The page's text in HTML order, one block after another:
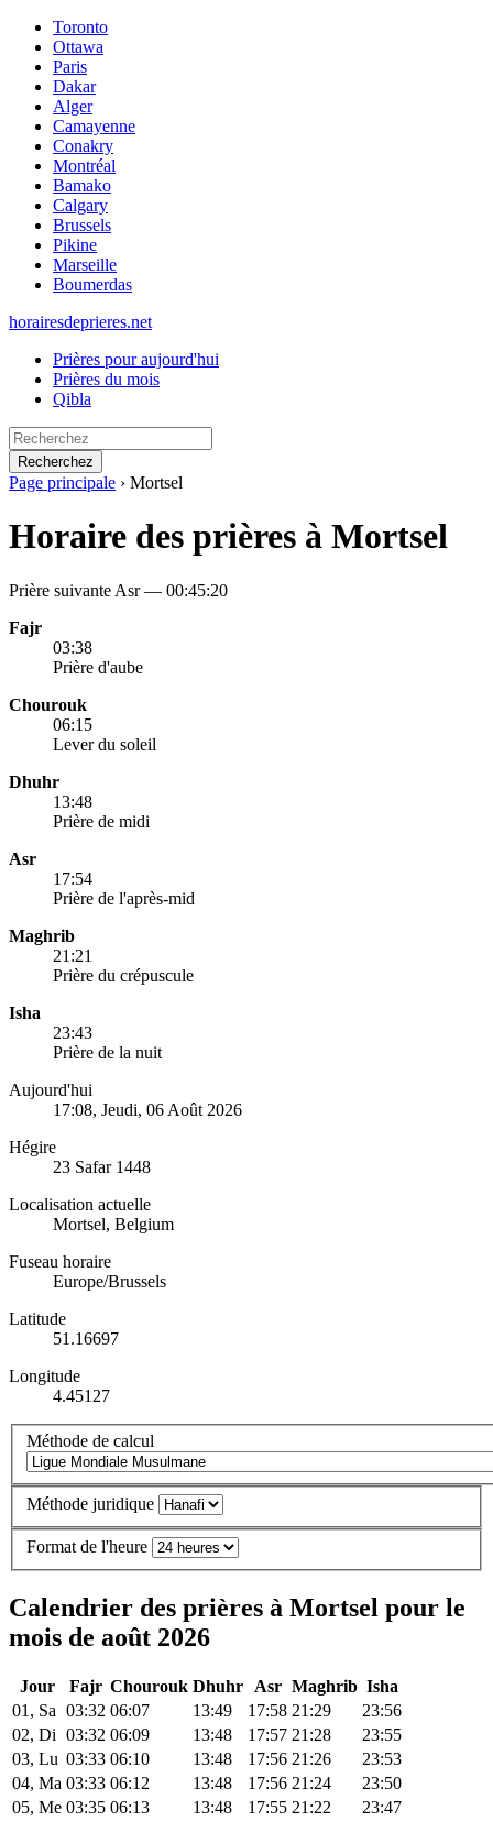
Toronto
Ottawa
Paris
Dakar
Alger
Camayenne
Conakry
Montréal
Bamako
Calgary
Brussels
Pikine
Marseille
Boumerdas
horairesdeprieres.net
Prières pour aujourd'hui
Prières du mois
Qibla
Recherchez
Page principale › Mortsel
Horaire des prières à Mortsel
Prière suivante Asr — 00:45:20
Fajr
03:38
Prière d'aube
Chourouk
06:15
Lever du soleil
Dhuhr
13:48
Prière de midi
Asr
17:54
Prière de l'après-mid
Maghrib
21:21
Prière du crépuscule
Isha
23:43
Prière de la nuit
Aujourd'hui
17:08, Jeudi, 06 Août 2026
Hégire
23 Safar 1448
Localisation actuelle
Mortsel, Belgium
Fuseau horaire
Europe/Brussels
Latitude
51.16697
Longitude
4.45127
Méthode de calcul
Méthode juridique
Format de l'heure
Calendrier des prières à Mortsel pour le
mois de août 2026
Jour Fajr Chourouk Dhuhr Asr Maghrib Isha
01, Sa 03:32 06:07 13:49 17:58 21:29
23:56
02, Di 03:32 06:09 13:48 17:57 21:28
23:55
03, Lu 03:33 06:10 13:48 17:56 21:26
23:53
04, Ma 03:33 06:12 13:48 17:56 21:24
23:50
05, Me 03:35 06:13 13:48 17:55 21:22
23:47